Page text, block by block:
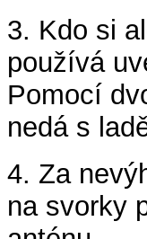
3. Kdo si
používá
Pomocí
nedá s
4. Za
na svorky